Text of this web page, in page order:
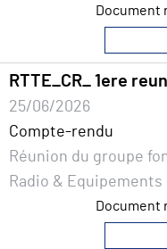
Document
RTTE_CR_ 1ere
25/06/2026
Compte-rendu
Réunion du groupe
Radio & Equipements
Document